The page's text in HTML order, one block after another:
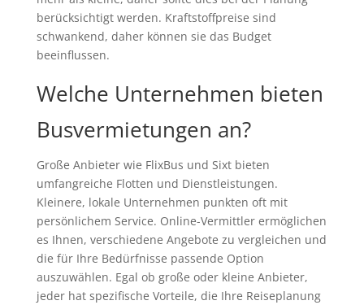
berücksichtigt werden. Kraftstoffpreise sind
schwankend, daher können sie das Budget
beeinflussen.
Welche Unternehmen bieten
Busvermietungen an?
Große Anbieter wie FlixBus und Sixt bieten
umfangreiche Flotten und Dienstleistungen.
Kleinere, lokale Unternehmen punkten oft mit
persönlichem Service. Online-Vermittler ermöglichen
es Ihnen, verschiedene Angebote zu vergleichen und
die für Ihre Bedürfnisse passende Option
auszuwählen. Egal ob große oder kleine Anbieter,
jeder hat spezifische Vorteile, die Ihre Reiseplanung